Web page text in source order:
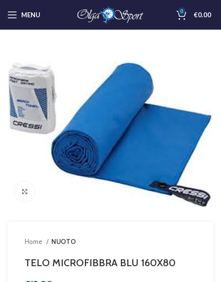
MENU 0 €0.00
Home NUOTO
TELO MICROFIBBRA BLU 160X80